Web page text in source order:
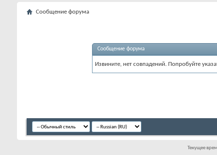
Сообщение форума
Сообщение форума
Извините, нет совпадений. Попробуйте
Текущее